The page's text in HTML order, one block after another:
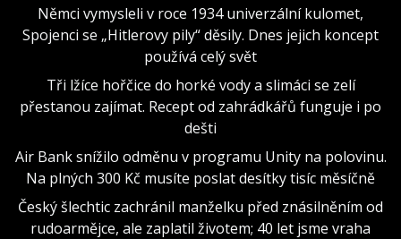
Němci vymysleli v roce 1934 univerzální kulomet,
Spojenci se „Hitlerovy pily“ děsily. Dnes jejich koncept
používá celý svět
Tři lžíce hořčice do horké vody a slimáci se zelí
přestanou zajímat. Recept od zahrádkářů funguje i po
dešti
Air Bank snížilo odměnu v programu Unity na polovinu.
Na plných 300 Kč musíte poslat desítky tisíc měsíčně
Český šlechtic zachránil manželku před znásilněním od
rudoarmějce, ale zaplatil životem; 40 let jsme vraha